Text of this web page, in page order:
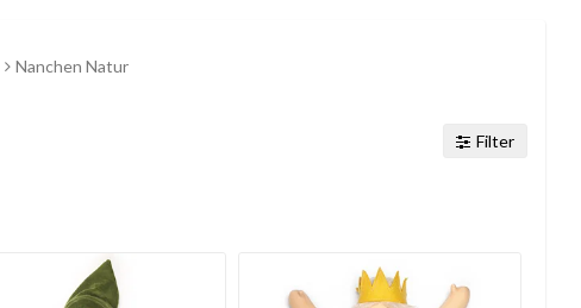
Nanchen Natur
Filter